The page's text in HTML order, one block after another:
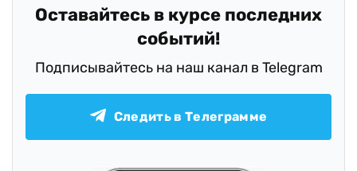
Оставайтесь в курсе последних
событий!
Подписывайтесь на наш канал в Telegram
Следить в Телеграмме